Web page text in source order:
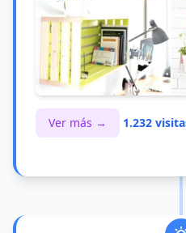
Ver más →
1.232